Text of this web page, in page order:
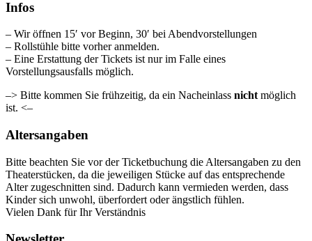
Infos
– Wir öffnen 15′ vor Beginn, 30′ bei Abendvorstellungen
– Rollstühle bitte vorher anmelden.
– Eine Erstattung der Tickets ist nur im Falle eines
Vorstellungsausfalls möglich.
–> Bitte kommen Sie frühzeitig, da ein Nacheinlass nicht möglich
ist. <–
Altersangaben
Bitte beachten Sie vor der Ticketbuchung die Altersangaben zu den
Theaterstücken, da die jeweiligen Stücke auf das entsprechende
Alter zugeschnitten sind. Dadurch kann vermieden werden, dass
Kinder sich unwohl, überfordert oder ängstlich fühlen.
Vielen Dank für Ihr Verständnis